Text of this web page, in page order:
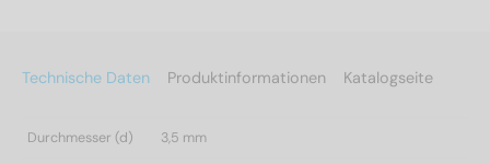
Technische Daten Produktinformationen Katalogseite
Durchmesser (d) 3,5 mm